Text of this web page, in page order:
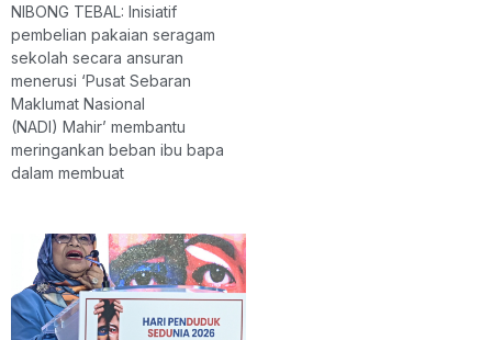
NIBONG TEBAL: Inisiatif
pembelian pakaian seragam
sekolah secara ansuran
menerusi ‘Pusat Sebaran
Maklumat Nasional
(NADI) Mahir’ membantu
meringankan beban ibu bapa
dalam membuat